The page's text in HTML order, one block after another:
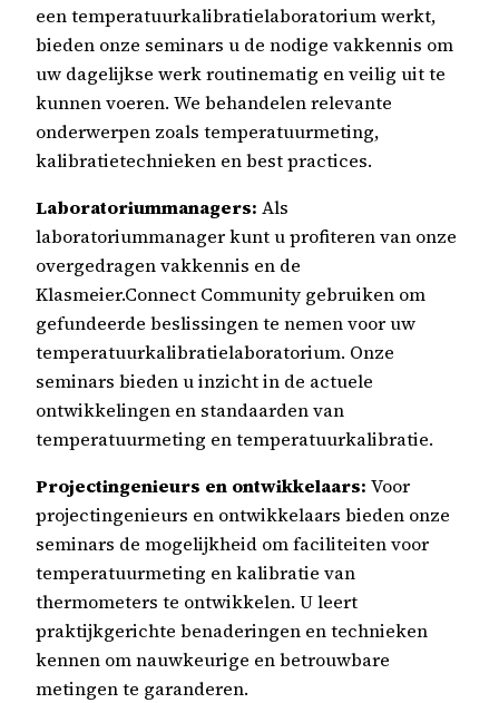
een temperatuurkalibratielaboratorium werkt,
bieden onze seminars u de nodige vakkennis om
uw dagelijkse werk routinematig en veilig uit te
kunnen voeren. We behandelen relevante
onderwerpen zoals temperatuurmeting,
kalibratietechnieken en best practices.
Laboratoriummanagers: Als
laboratoriummanager kunt u profiteren van onze
overgedragen vakkennis en de
Klasmeier.Connect Community gebruiken om
gefundeerde beslissingen te nemen voor uw
temperatuurkalibratielaboratorium. Onze
seminars bieden u inzicht in de actuele
ontwikkelingen en standaarden van
temperatuurmeting en temperatuurkalibratie.
Projectingenieurs en ontwikkelaars: Voor
projectingenieurs en ontwikkelaars bieden onze
seminars de mogelijkheid om faciliteiten voor
temperatuurmeting en kalibratie van
thermometers te ontwikkelen. U leert
praktijkgerichte benaderingen en technieken
kennen om nauwkeurige en betrouwbare
metingen te garanderen.